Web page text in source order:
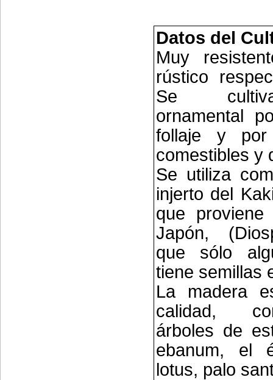
Datos del
Muy
rústico
Se
ornamental
follaje y
comestibles y
Se utiliza
injerto del
que
Japón,
que sólo
tiene semillas
La madera
calidad,
árboles de
ebanum, el
lotus, palo